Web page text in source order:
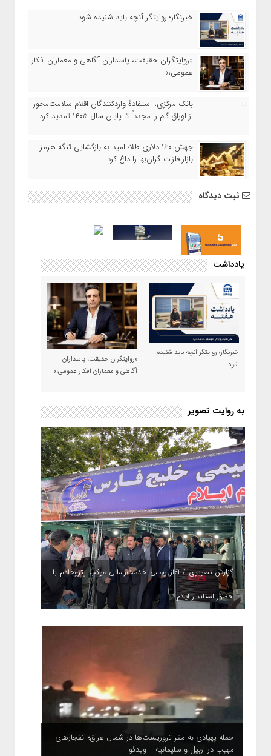
خبرنگار؛ روایتگر آنچه باید شنیده شود
«روایتگران حقیقت، پاسداران آگاهی و معماران افکار
عمومی،»
بانک مرکزی، استفادۀ واردکنندگان اقلام سلامت‌محور
از اوراق گام را مجدداً تا پایان سال ۱۴۰۵ تمدید کرد
جهش ۱۶۰ دلاری طلا؛ امید به بازگشایی تنگه هرمز
بازار فلزات گران‌بها را داغ کرد
ثبت دیدگاه
یادداشت
خبرنگار؛ روایتگر آنچه باید شنیده
شود
«روایتگران حقیقت، پاسداران
آگاهی و معماران افکار عمومی،»
به روایت تصویر
گزارش تصویری / آغاز رسمی خدمت‌رسانی موکب پتروخادم با
حضور استاندار ایلام
حمله پهپادی به مقر تروریست‌ها در شمال عراق؛ انفجارهای
مهیب در اربیل و سلیمانیه + ویدئو